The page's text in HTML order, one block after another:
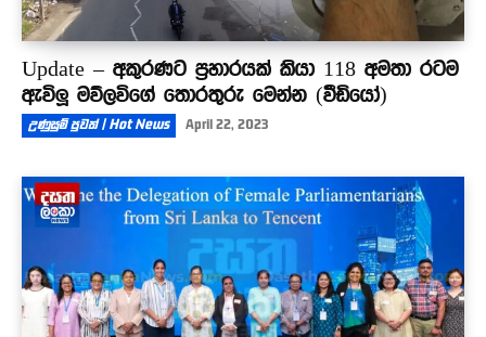
Update – අකුරණට ප්‍රහාරයක් කියා 118 අමතා රටම
ඇවිලූ මව්ලවිගේ තොරතුරු මෙන්න (වීඩියෝ)
උණුසුම් පුවත් | Hot News April 22, 2023